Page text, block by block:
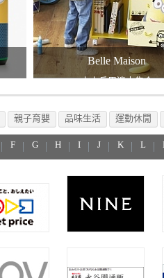
Belle Maison
小小兵周邊大集合
親子育嬰 品味生活 運動休閒
F G H I J K L